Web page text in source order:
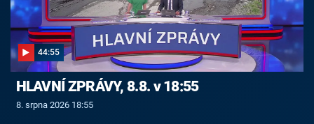
44:55
HLAVNÍ ZPRÁVY, 8.8. v 18:55
8. srpna 2026 18:55